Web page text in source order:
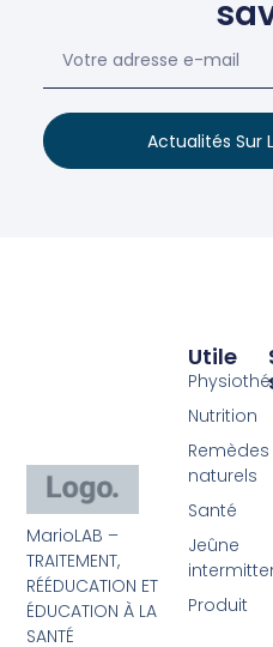
Actualités Sur
MarioLAB –
TRAITEMENT,
RÉÉDUCATION ET
ÉDUCATION À LA
SANTÉ
Utile
Nutrition
Remèdes
naturels
Santé
Jeûne
Produit